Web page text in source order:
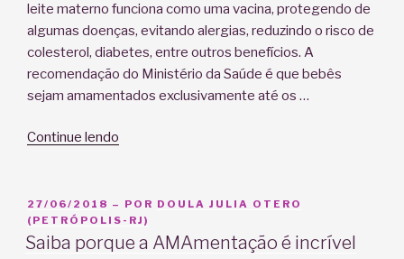
leite materno funciona como uma vacina, protegendo de
algumas doenças, evitando alergias, reduzindo o risco de
colesterol, diabetes, entre outros benefícios. A
recomendação do Ministério da Saúde é que bebês
sejam amamentados exclusivamente até os …
Continue lendo
para
o
sucesso
PUBLICADO
EM
27/06/2018 – POR DOULA JULIA OTERO
(PETRÓPOLIS-RJ)
Saiba porque a AMAmentação é incrível